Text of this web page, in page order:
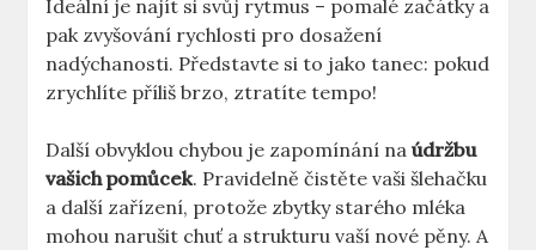
Ideální je najít si ⁢svůj rytmus – pomalé ⁣začátky a
pak zvyšování ‌rychlosti pro dosažení
nadýchanosti. Představte si to jako tanec:​ pokud
zrychlíte příliš brzo, ztratíte tempo!
Další obvyklou ‍chybou je zapomínání naúdržbu
vašich pomůcek. Pravidelně čistěte vaši šlehačku⁤
a ⁢další zařízení, protože​ zbytky starého mléka
mohou ⁢narušit chuť a strukturu vaší nové pěny. A